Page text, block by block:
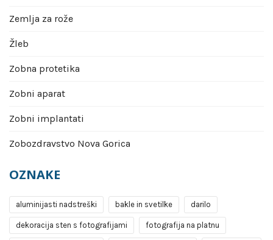
Zemlja za rože
Žleb
Zobna protetika
Zobni aparat
Zobni implantati
Zobozdravstvo Nova Gorica
OZNAKE
aluminijasti nadstreški bakle in svetilke darilo
dekoracija sten s fotografijami fotografija na platnu